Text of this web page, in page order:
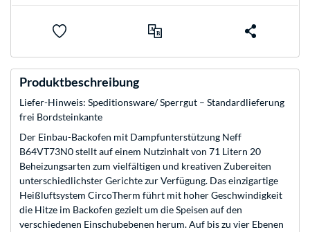
Produktbeschreibung
Liefer-Hinweis: Speditionsware/ Sperrgut – Standardlieferung
frei Bordsteinkante
Der Einbau-Backofen mit Dampfunterstützung Neff
B64VT73N0 stellt auf einem Nutzinhalt von 71 Litern 20
Beheizungsarten zum vielfältigen und kreativen Zubereiten
unterschiedlichster Gerichte zur Verfügung. Das einzigartige
Heißluftsystem CircoTherm führt mit hoher Geschwindigkeit
die Hitze im Backofen gezielt um die Speisen auf den
verschiedenen Einschubebenen herum. Auf bis zu vier Ebenen